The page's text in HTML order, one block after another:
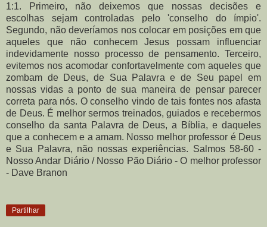
1:1. Primeiro, não deixemos que nossas decisões e
escolhas sejam controladas pelo 'conselho do ímpio'.
Segundo, não deveríamos nos colocar em posições em que
aqueles que não conhecem Jesus possam influenciar
indevidamente nosso processo de pensamento. Terceiro,
evitemos nos acomodar confortavelmente com aqueles que
zombam de Deus, de Sua Palavra e de Seu papel em
nossas vidas a ponto de sua maneira de pensar parecer
correta para nós. O conselho vindo de tais fontes nos afasta
de Deus. É melhor sermos treinados, guiados e recebermos
conselho da santa Palavra de Deus, a Bíblia, e daqueles
que a conhecem e a amam. Nosso melhor professor é Deus
e Sua Palavra, não nossas experiências. Salmos 58-60 -
Nosso Andar Diário / Nosso Pão Diário - O melhor professor
- Dave Branon
Partilhar